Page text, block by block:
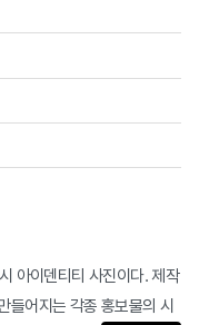
아이덴티티 사진이다. 제작
들어지는 각종 홍보물의 시